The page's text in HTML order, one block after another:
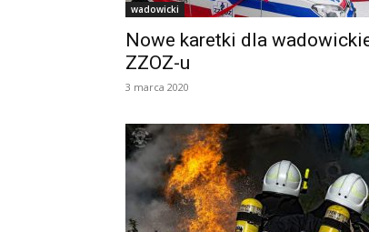
wadowicki
Nowe karetki dla
ZZOZ-u
3 marca 2020